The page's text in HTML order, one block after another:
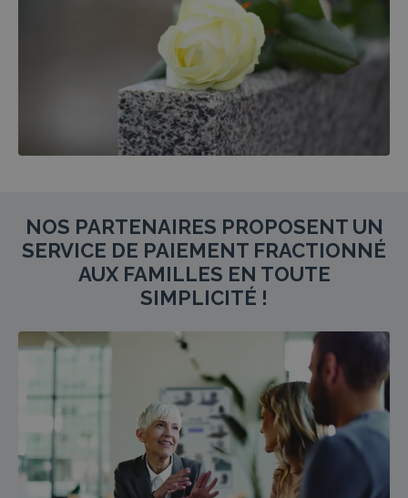
NOS PARTENAIRES PROPOSENT UN
SERVICE DE PAIEMENT FRACTIONNÉ
AUX FAMILLES EN TOUTE
SIMPLICITÉ !